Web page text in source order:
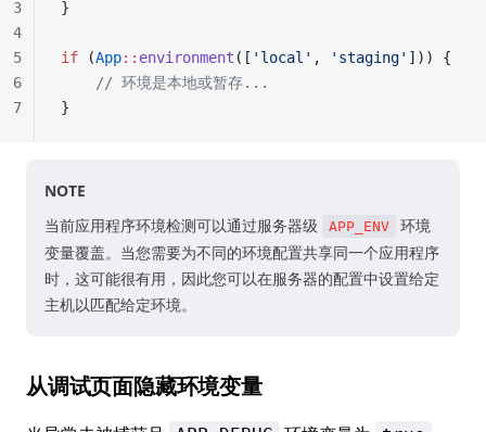
}
if (App:: environment ([ 'local' , 'staging' ])) {
    // 环境是本地或暂存...
}
3
4
5
6
7
NOTE
当前应用程序环境检测可以通过服务器级
APP_ENV
环境
变量覆盖。当您需要为不同的环境配置共享同一个应用程序
时，这可能很有用，因此您可以在服务器的配置中设置给定
主机以匹配给定环境。
从调试页面隐藏环境变量